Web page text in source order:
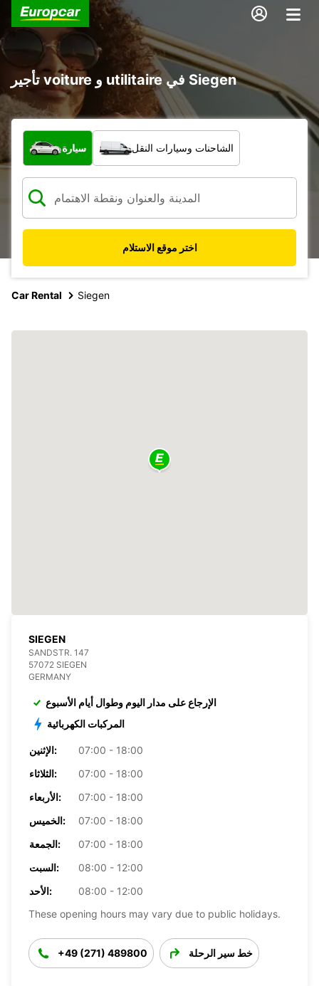
تأجير voiture و utilitaire في Siegen
ما نوع المركبة؟
سيارة الشاحنات وسيارات النقل
اختر موقع الاستلام
Car Rental Siegen
SIEGEN
SANDSTR. 147
57072 SIEGEN
GERMANY
الإرجاع على مدار اليوم وطوال أيام الأسبوع
المركبات الكهربائية
الإثنين:
07:00 - 18:00
الثلاثاء:
07:00 - 18:00
الأربعاء:
07:00 - 18:00
الخميس:
07:00 - 18:00
الجمعة:
07:00 - 18:00
السبت:
08:00 - 12:00
الأحد:
08:00 - 12:00
These opening hours may vary due to public holidays.
+49 (271) 489800 خط سير الرحلة